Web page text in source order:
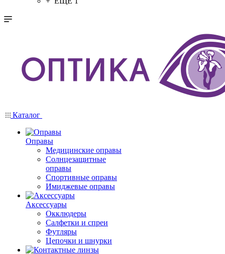
Каталог
Оправы
Медицинские оправы
Солнцезащитные
оправы
Спортивные оправы
Имиджевые оправы
Аксессуары
Окклюдеры
Салфетки и спреи
Футляры
Цепочки и шнурки